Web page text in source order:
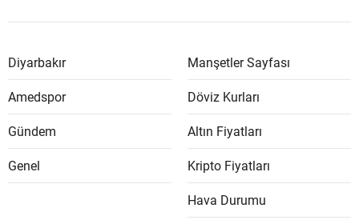
Diyarbakır
Amedspor
Gündem
Genel
Manşetler Sayfası
Döviz Kurları
Altın Fiyatları
Kripto Fiyatları
Hava Durumu